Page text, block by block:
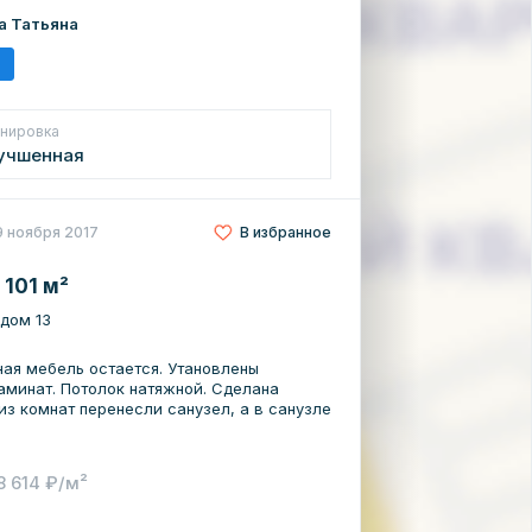
от Сваровски, замки на
комнаты. Остается кухонный
группа, камин и многое другое.
образования, спортивные клубы
Медальянс и другие мед. центры
лет на рынке недвижимости!
проведения сделки! Являемся
ведущих банков, поможем с подачей
Татьяна
ноября 2017 В избранное
м²
13
мебель остается. Утановлены
Потолок натяжной. Сделана
комнат перенесли санузел, а в санузле
614 ₽/м²